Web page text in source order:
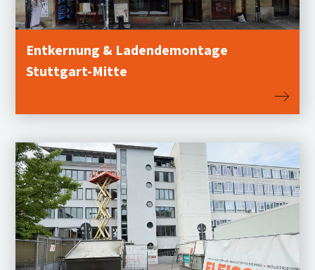
Entkernung & Ladendemontage
Stuttgart-Mitte